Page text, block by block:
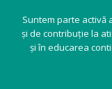
Suntem parte activă
și de contribuție la
și în educarea